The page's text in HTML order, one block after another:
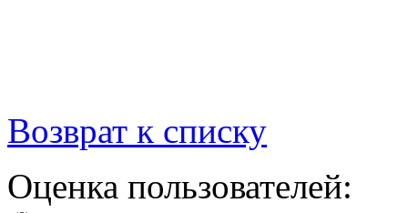
Возврат к списку
Оценка пользователей: